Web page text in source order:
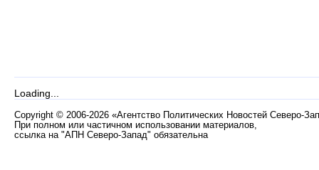
Loading...
Copyright © 2006-2026 «Агентство Политических Новостей Северо-
При полном или частичном использовании материалов,
ссылка на "АПН Северо-Запад" обязательна